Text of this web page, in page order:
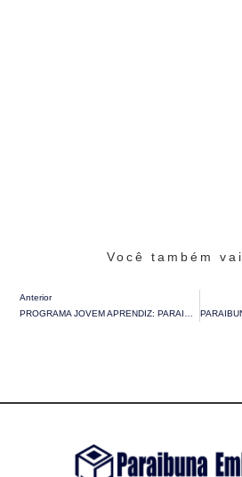
Você também
Anterior
PROGRAMA JOVEM APRENDIZ: PARAIBUNA CELEBRA FORMATURA NAS DUAS UNIDADES